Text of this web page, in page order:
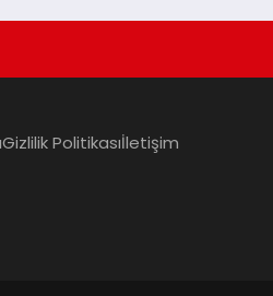
Gizlilik Politikasıİletişim